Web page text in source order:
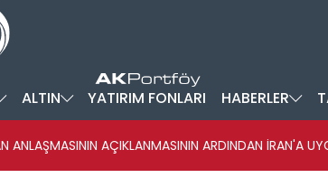
ALTIN YATIRIM FONLARI HABERLER
ANLAŞMASININ AÇIKLANMASININ ARDINDAN İRAN'A